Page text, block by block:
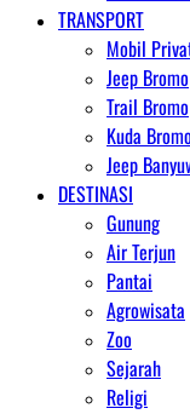
TRANSPORT
Mobil
Jeep Bromo
Trail Bromo
Kuda
Jeep
DESTINASI
Gunung
Air Terjun
Pantai
Agrowisata
Zoo
Sejarah
Religi